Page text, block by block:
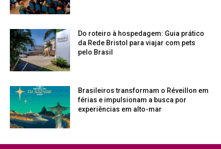
Do roteiro à hospedagem: Guia prático
da Rede Bristol para viajar com pets
pelo Brasil
Brasileiros transformam o Réveillon em
férias e impulsionam a busca por
experiências em alto-mar